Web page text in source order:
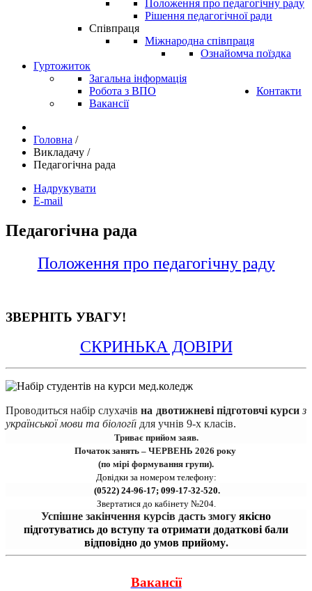
Положення про педагогічну раду
Рішення педагогічної ради
Співпраця
Міжнародна співпраця
Ознайомча поїздка
Гуртожиток
Загальна інформація
Робота з ВПО
Контакти
Вакансії
Головна /
Викладачу /
Педагогічна рада
Надрукувати
E-mail
Педагогічна рада
Положення про педагогічну раду
ЗВЕРНІТЬ УВАГУ!
СКРИНЬКА ДОВІРИ
Проводиться набір слухачів на двотижневі підготовчі курси з
української мови та біології для учнів 9-х класів.
Триває прийом заяв.
Початок занять – ЧЕРВЕНЬ 2026 року
(по мірі формування групи).
Довідки за номером телефону:
(0522) 24-96-17; 099-17-32-520.
Звертатися до кабінету №204.
Успішне закінчення курсів дасть змогу якісно
підготуватись до вступу та отримати додаткові бали
відповідно до умов прийому.
Вакансії